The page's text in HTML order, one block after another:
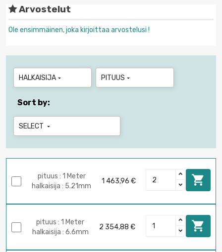
Arvostelut
Ole ensimmäinen, joka kirjoittaa arvostelusi !
HALKAISIJA  PITUUS 
Sort by:
SELECT 
pituus : 1 Meter
halkaisija : 5.21mm
1 463,96 € 
pituus : 1 Meter
halkaisija : 6.6mm
2 354,88 € 